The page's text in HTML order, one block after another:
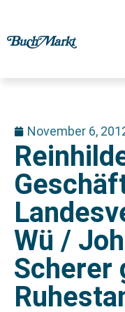
November 6,
Wü /
Scherer